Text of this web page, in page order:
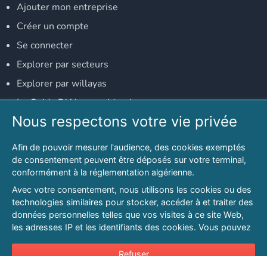
Ajouter mon entreprise
Créer un compte
Se connecter
Explorer par secteurs
Explorer par willayas
Le Guide D'Alger, guide-alger.com
NOS RÉSEAUX SOCIAUX
Notre page Facebook
Notre page LinkedIn
Notre page Instagram
Notre page Twitter
Nous respectons votre vie privée
Afin de pouvoir mesurer l'audience, des cookies exemptés
de consentement peuvent être déposés sur votre terminal,
conformément à la réglementation algérienne.
Avec votre consentement, nous utilisons les cookies ou des
technologies similaires pour stocker, accéder à et traiter des
données personnelles telles que vos visites à ce site Web,
les adresses IP et les identifiants des cookies. Vous pouvez
sur l'intérêt légitime à tout moment en cliquant sur « Refuser
Refuser